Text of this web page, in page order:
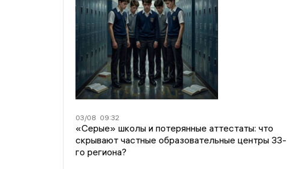
03/08 09:32
«Серые» школы и потерянные аттестаты: что
скрывают частные образовательные центры 33-
го региона?